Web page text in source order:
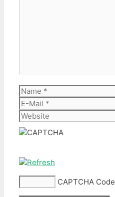
Name
CAPTCHA Code